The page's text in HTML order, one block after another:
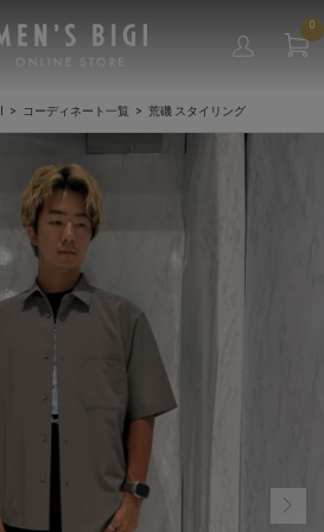
0
コーディネート一覧 荒磯 スタイリング